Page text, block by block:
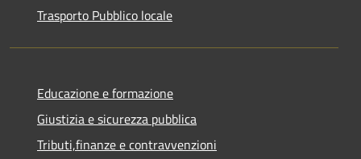
Trasporto Pubblico locale
Educazione e formazione
Giustizia e sicurezza pubblica
Tributi,finanze e contravvenzioni